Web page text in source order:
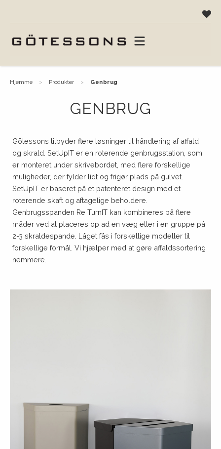
hjemme produkter genbrug
GENBRUG
Götessons tilbyder flere løsninger til håndtering af affald
og skrald. SetUpIT er en roterende genbrugsstation, som
er monteret under skrivebordet, med flere forskellige
muligheder, der fylder lidt og frigør plads på gulvet.
SetUpIT er baseret på et patenteret design med et
roterende skaft og aftagelige beholdere.
Genbrugsspanden Re TurnIT kan kombineres på flere
måder ved at placeres op ad en væg eller i en gruppe på
2-3 skraldespande. Låget fås i forskellige modeller til
forskellige formål. Vi hjælper med at gøre affaldssortering
nemmere.